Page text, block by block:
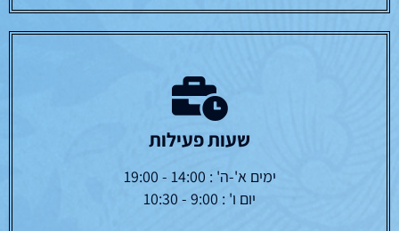
שעות פעילות
ימים א'-ה' : 14:00 - 19:00
יום ו' : 9:00 - 10:30